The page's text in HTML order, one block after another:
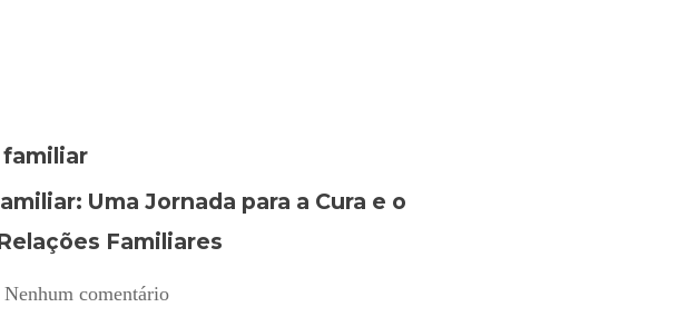
Uma Jornada para a Cura e o
Familiares
Nenhum comentário